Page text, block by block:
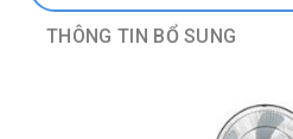
THÔNG TIN BỔ SUNG